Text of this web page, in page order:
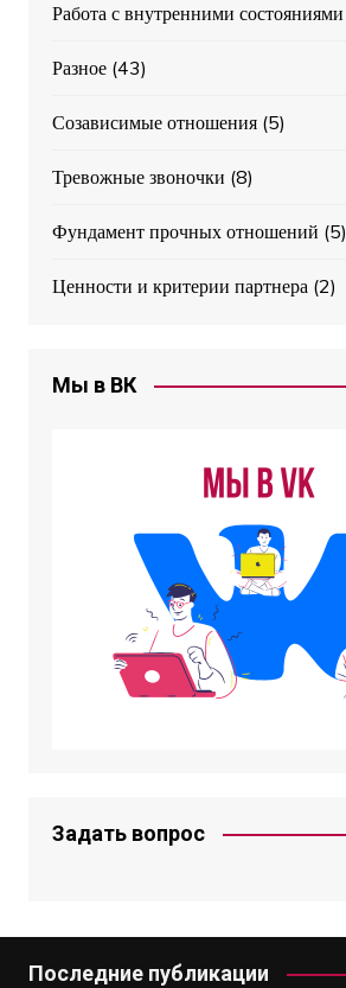
Работа с внутренними состояниями
Разное(43)
Созависимые отношения(5)
Тревожные звоночки (8)
Фундамент прочных отношений (5)
Ценности и критерии партнера(2)
Мы в ВК
Задать вопрос
Последние публикации